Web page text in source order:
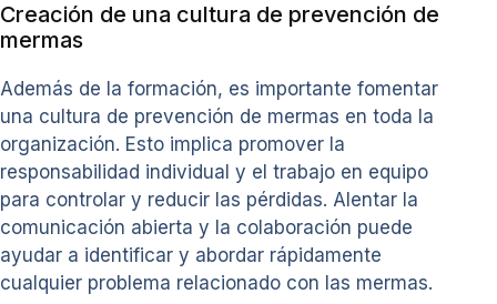
Creación de una cultura de prevención de
mermas
Además de la formación, es importante fomentar
una cultura de prevención de mermas en toda la
organización. Esto implica promover la
responsabilidad individual y el trabajo en equipo
para controlar y reducir las pérdidas. Alentar la
comunicación abierta y la colaboración puede
ayudar a identificar y abordar rápidamente
cualquier problema relacionado con las mermas.